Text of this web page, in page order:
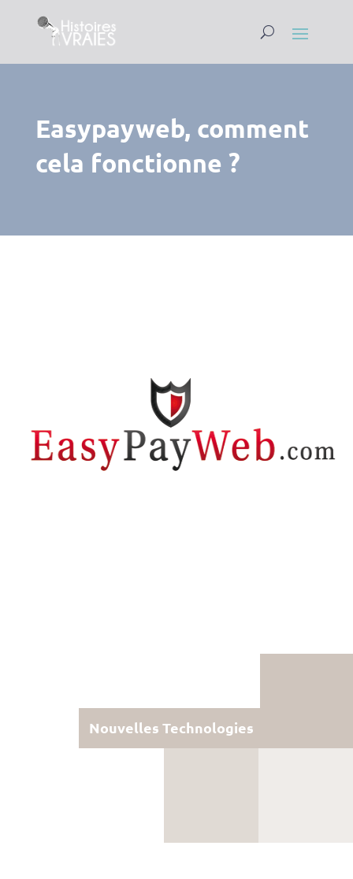
Easypayweb, comment
cela fonctionne ?
Nouvelles Technologies